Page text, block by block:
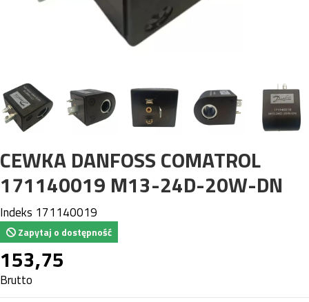
CEWKA DANFOSS COMATROL
171140019 M13-24D-20W-DN
Indeks 171140019
Zapytaj o dostępność
153,75
Brutto